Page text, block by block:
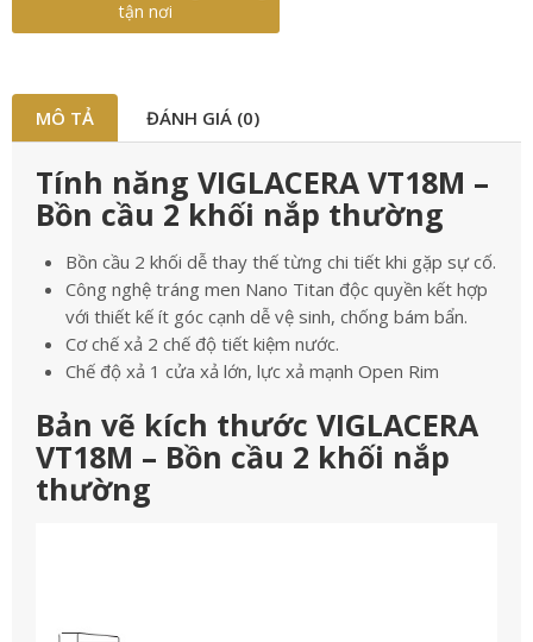
tận nơi
MÔ TẢ ĐÁNH GIÁ (0)
Tính năng VIGLACERA VT18M –
Bồn cầu 2 khối nắp thường
Bồn cầu 2 khối dễ thay thế từng chi tiết khi gặp sự cố.
Công nghệ tráng men Nano Titan độc quyền kết hợp
với thiết kế ít góc cạnh dễ vệ sinh, chống bám bẩn.
Cơ chế xả 2 chế độ tiết kiệm nước.
Chế độ xả 1 cửa xả lớn, lực xả mạnh Open Rim
Bản vẽ kích thước VIGLACERA
VT18M – Bồn cầu 2 khối nắp
thường